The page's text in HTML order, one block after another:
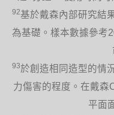
92基於戴森內部研究結
為基礎。樣本數據參考
93於創造相同造型的情
力傷害的程度。在戴森
平面